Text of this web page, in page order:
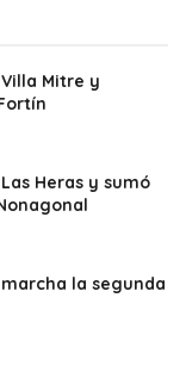
Mitre y
Heras y sumó
la segunda